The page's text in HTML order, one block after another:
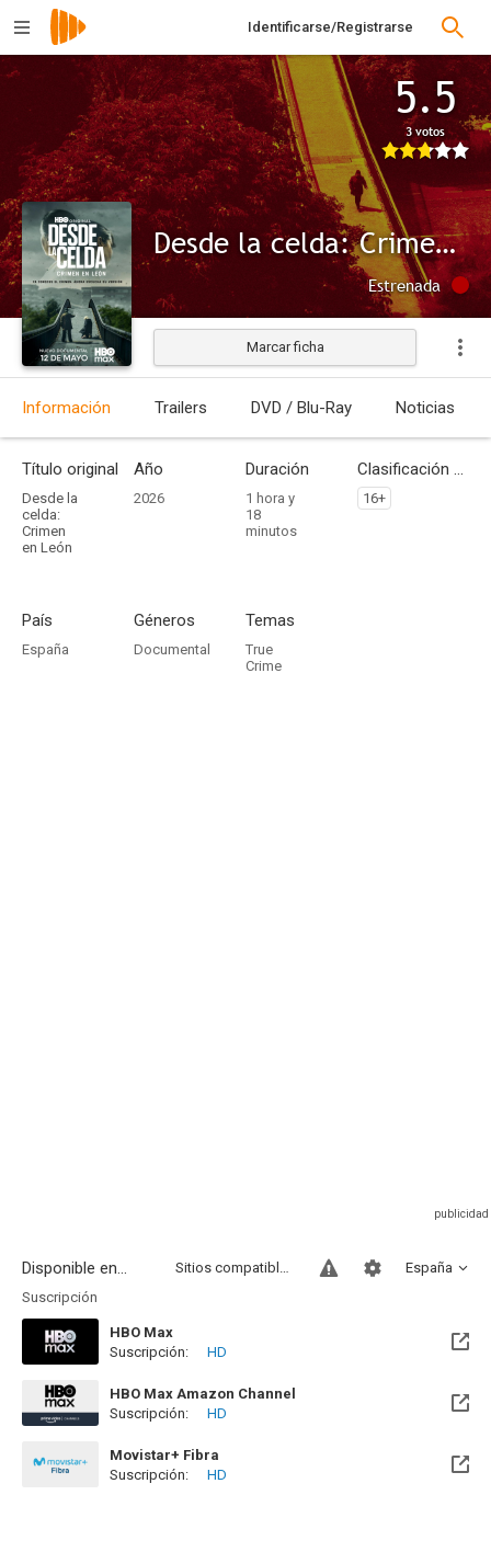
Identificarse/Registrarse
5.5
3 votos
Desde la celda: Crimen en León
Estrenada
Marcar ficha
Información Trailers DVD / Blu-Ray Noticias
Título original
Desde la
celda:
Crimen
en León
Año
2026
Duración
1 hora y
18
minutos
Clasificación por edades
16+
País
España
Géneros
Documental
Temas
True
Crime
Disponible en... España
Sitios compatibles
Suscripción
HBO Max
Suscripción:
HD
HBO Max Amazon Channel
Suscripción:
HD
Movistar+ Fibra
Disponible hasta el Jue, 31 Dic 2099 (Quedan 73 años)
Suscripción: HD